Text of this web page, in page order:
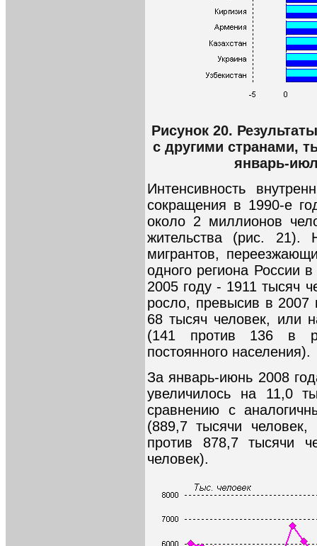
Рисунок 20.
с другими странами,
январь-
Интенсивность
сокращения в 1990-е
около 2 миллионов
жительства (рис. 21).
мигрантов,
одного региона России
2005 году - 1911 тысяч
росло, превысив в 2007
68 тысяч человек, или
(141 против 136 в
постоянного населения).
За январь-июнь 2008
увеличилось на 11,0
сравнению с
(889,7 тысячи
против 878,7 тысячи
человек).